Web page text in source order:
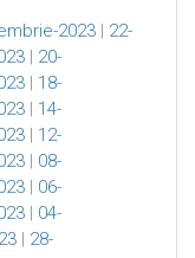
2023 | 22-
| 20-
| 18-
| 14-
| 12-
| 08-
| 06-
| 04-
| 28-